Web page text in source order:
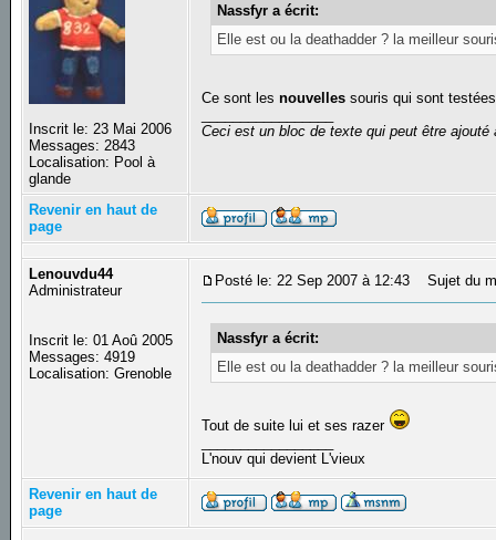
Inscrit le: 23 Mai 2006
Messages: 2843
Localisation: Pool à
glande
Nassfyr a écrit:
Elle est ou la deathadder ? la meilleur
Ce sont lesnouvellessouris qui sont
Ceci est un bloc de texte qui peut être
Revenir en haut de
page
Lenouvdu44
Administrateur
Inscrit le: 01 Aoû 2005
Messages: 4919
Localisation: Grenoble
Posté le: 22 Sep 2007 à 12:43 Sujet du
Nassfyr a écrit:
Elle est ou la deathadder ? la meilleur
Tout de suite lui et ses razer
L'nouv qui devient L'vieux
Revenir en haut de
page